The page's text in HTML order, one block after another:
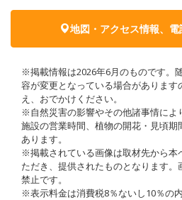
地図・アクセス情報、
※掲載情報は2026年6月のものです。
容が変更となっている場合があります
え、おでかけください。
※自然災害の影響やその他諸事情によ
施設の営業時間、植物の開花・見頃
あります。
※掲載されている画像は取材先から本
ただき、提供されたものとなります。
禁止です。
※表示料金は消費税8％ないし10％の内